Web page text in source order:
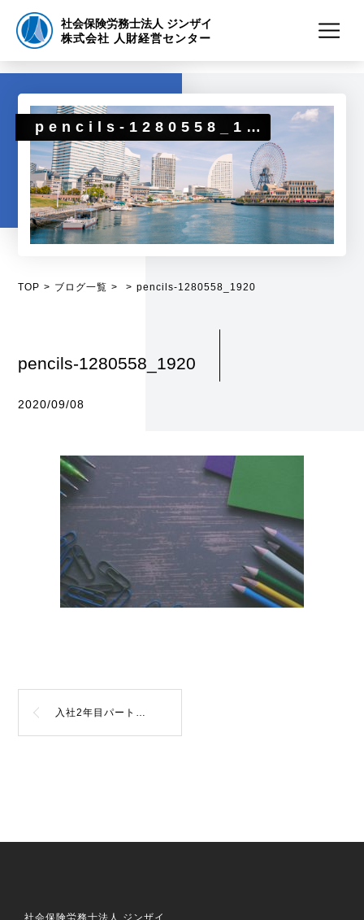
社会保険労務士法人 ジンザイ
株式会社 人財経営センター
pencils-1280558_1920
TOP ブログ一覧 pencils-1280558_1920
pencils-1280558_1920
2020/09/08
入社2年目パート社員のつぶやき（日々勉強のさむらい業）
社会保険労務士法人 ジンザイ